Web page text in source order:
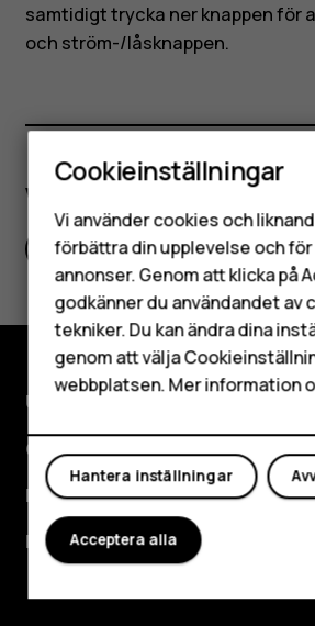
Tillbehör
HMD Terra M
Surfplattor
Mitt konto
samtidigt trycka ner knappen för
och ström-/låsknappen.
Var detta till hjälp?
Ja Nej
Utforska
Om
Planet and people
Kundservice
Cookieinställningar
Vi använder cookies och
förbättra din upplevelse och
annonser. Genom att klicka på
godkänner du användandet av
tekniker. Du kan ändra dina
genom att välja
webbplatsen. Mer information
Hantera inställningar
Acceptera alla